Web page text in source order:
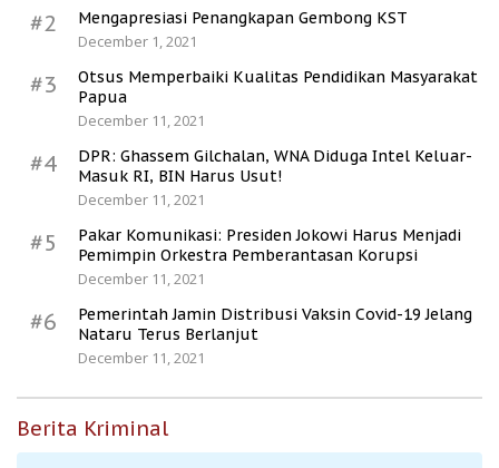
#2
Mengapresiasi Penangkapan Gembong KST
December 1, 2021
#3
Otsus Memperbaiki Kualitas Pendidikan Masyarakat
Papua
December 11, 2021
#4
DPR: Ghassem Gilchalan, WNA Diduga Intel Keluar-
Masuk RI, BIN Harus Usut!
December 11, 2021
#5
Pakar Komunikasi: Presiden Jokowi Harus Menjadi
Pemimpin Orkestra Pemberantasan Korupsi
December 11, 2021
#6
Pemerintah Jamin Distribusi Vaksin Covid-19 Jelang
Nataru Terus Berlanjut
December 11, 2021
Berita Kriminal